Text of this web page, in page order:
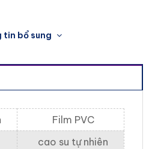
tin bổ sung
Film PVC
cao su tự nhiên